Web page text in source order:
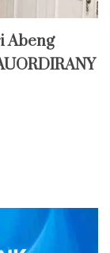
Abeng